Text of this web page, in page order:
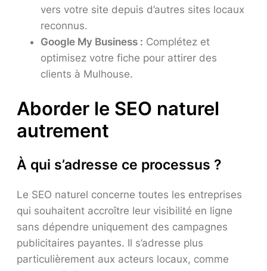
vers votre site depuis d’autres sites locaux
reconnus.
Google My Business : Complétez et
optimisez votre fiche pour attirer des
clients à Mulhouse.
Aborder le SEO naturel
autrement
À qui s’adresse ce processus ?
Le SEO naturel concerne toutes les entreprises
qui souhaitent accroître leur visibilité en ligne
sans dépendre uniquement des campagnes
publicitaires payantes. Il s’adresse plus
particulièrement aux acteurs locaux, comme